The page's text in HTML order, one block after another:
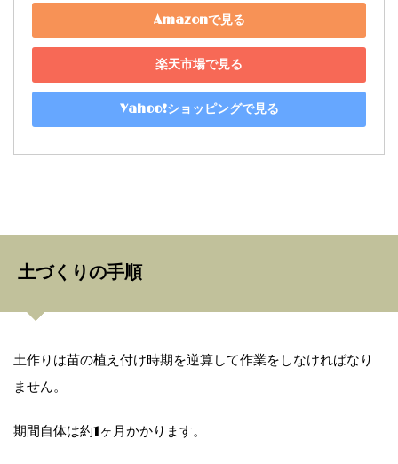
Amazonで見る
楽天市場で見る
Yahoo!ショッピングで見る
土づくりの手順
土作りは苗の植え付け時期を逆算して作業をしなければなり
ません。
期間自体は約1ヶ月かかります。